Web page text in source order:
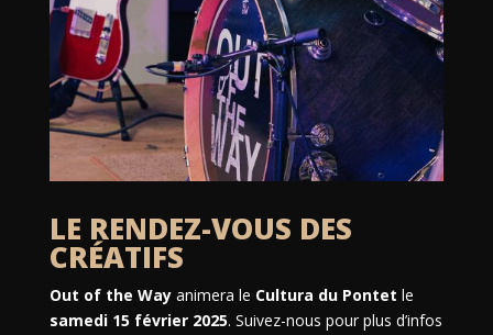
LE RENDEZ-VOUS DES
CRÉATIFS
Out of the Wayanimera le Cultura du Pontet le
samedi 15 février 2025. Suivez-nous pour plus d’infos